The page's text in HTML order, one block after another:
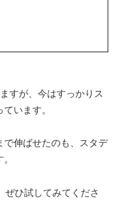
すが、今はすっかりス
います。
伸ばせたのも、スタデ
ぜひ試してみてくださ